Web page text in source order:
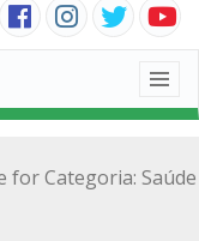
forCategoria: Saúde